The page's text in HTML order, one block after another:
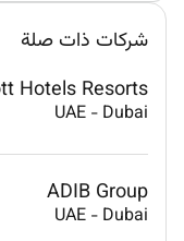
شركات ذات صلة
Hotels Resorts
UAE - Dubai
ADIB Group
UAE - Dubai